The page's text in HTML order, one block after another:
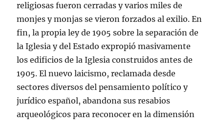
religiosas fueron cerradas y varios miles de
monjes y monjas se vieron forzados al exilio. En
fin, la propia ley de 1905 sobre la separación de
la Iglesia y del Estado expropió masivamente
los edificios de la Iglesia construidos antes de
1905. El nuevo laicismo, reclamada desde
sectores diversos del pensamiento político y
jurídico español, abandona sus resabios
arqueológicos para reconocer en la dimensión